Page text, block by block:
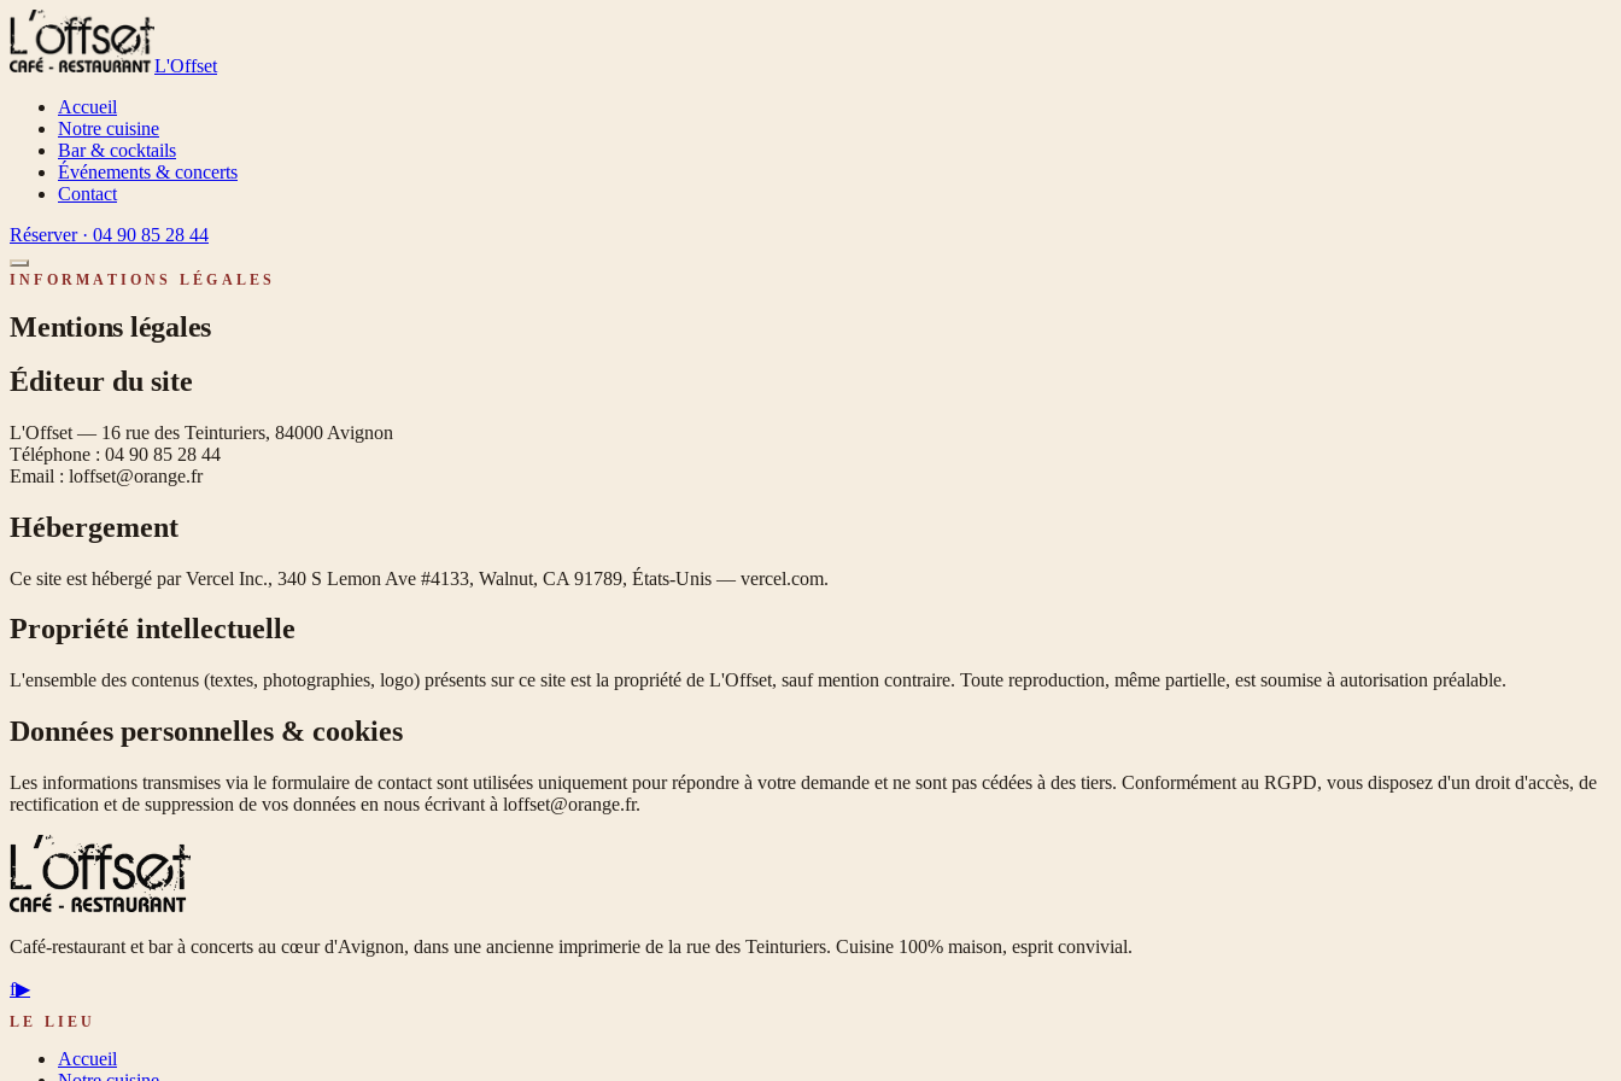
L'Offset
Accueil
Notre cuisine
Bar & cocktails
Événements & concerts
Contact
Réserver · 04 90 85 28 44
INFORMATIONS LÉGALES
Mentions légales
Éditeur du site
L'Offset — 16 rue des Teinturiers, 84000 Avignon
Téléphone : 04 90 85 28 44
Email : loffset@orange.fr
Hébergement
Ce site est hébergé par Vercel Inc., 340 S Lemon Ave #4133, Walnut, CA 91789, États-Unis — vercel.com.
Propriété intellectuelle
L'ensemble des contenus (textes, photographies, logo) présents sur ce site est la propriété de L'Offset, sauf mention contraire. Toute reproduction, même partielle, est soumise à autorisation préalable.
Données personnelles & cookies
Les informations transmises via le formulaire de contact sont utilisées uniquement pour répondre à votre demande et ne sont pas cédées à des tiers. Conformément au RGPD, vous disposez d'un droit d'accès, de
rectification et de suppression de vos données en nous écrivant à loffset@orange.fr.
Café-restaurant et bar à concerts au cœur d'Avignon, dans une ancienne imprimerie de la rue des Teinturiers. Cuisine 100% maison, esprit convivial.
f▶
LE LIEU
Accueil